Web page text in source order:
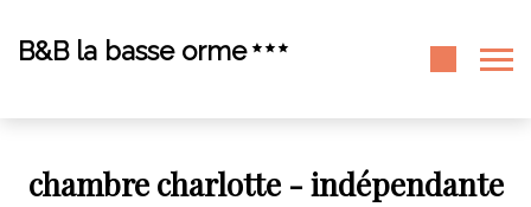
B&B la basse orme
chambre charlotte - indépendante